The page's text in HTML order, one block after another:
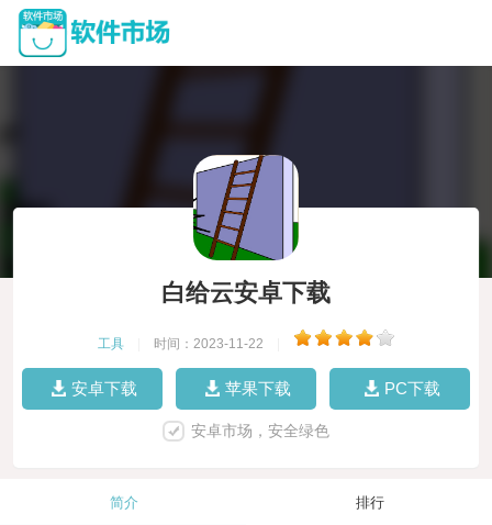
白给云安卓下载
工具 时间：2023-11-22
安卓下载 苹果下载 PC下载
安卓市场，安全绿色
简介 排行